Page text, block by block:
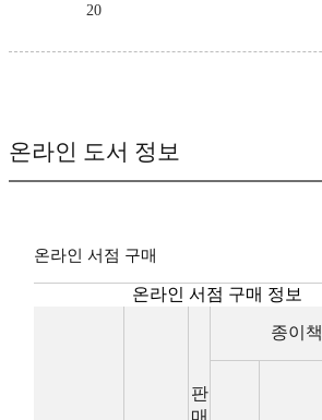
20
온라인 도서 정보
온라인 서점 구매
온라인 서점 구매 정보
판
매
종이책